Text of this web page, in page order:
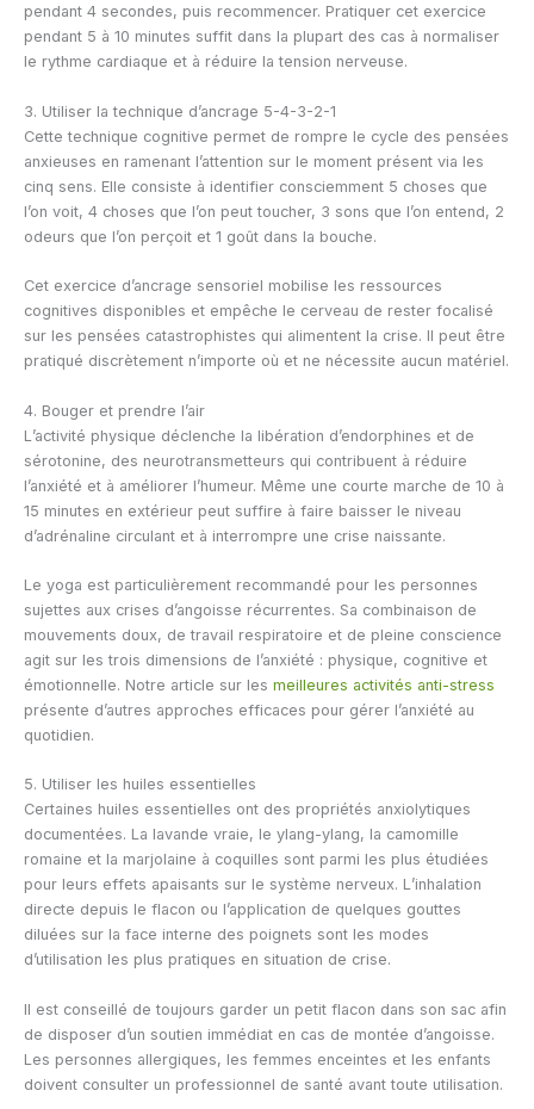
pendant 4 secondes, puis recommencer. Pratiquer cet exercice
pendant 5 à 10 minutes suffit dans la plupart des cas à normaliser
le rythme cardiaque et à réduire la tension nerveuse.
3. Utiliser la technique d’ancrage 5-4-3-2-1
Cette technique cognitive permet de rompre le cycle des pensées
anxieuses en ramenant l’attention sur le moment présent via les
cinq sens. Elle consiste à identifier consciemment 5 choses que
l’on voit, 4 choses que l’on peut toucher, 3 sons que l’on entend, 2
odeurs que l’on perçoit et 1 goût dans la bouche.
Cet exercice d’ancrage sensoriel mobilise les ressources
cognitives disponibles et empêche le cerveau de rester focalisé
sur les pensées catastrophistes qui alimentent la crise. Il peut être
pratiqué discrètement n’importe où et ne nécessite aucun matériel.
4. Bouger et prendre l’air
L’activité physique déclenche la libération d’endorphines et de
sérotonine, des neurotransmetteurs qui contribuent à réduire
l’anxiété et à améliorer l’humeur. Même une courte marche de 10 à
15 minutes en extérieur peut suffire à faire baisser le niveau
d’adrénaline circulant et à interrompre une crise naissante.
Le yoga est particulièrement recommandé pour les personnes
sujettes aux crises d’angoisse récurrentes. Sa combinaison de
mouvements doux, de travail respiratoire et de pleine conscience
agit sur les trois dimensions de l’anxiété : physique, cognitive et
émotionnelle. Notre article sur les meilleures activités anti-stress
présente d’autres approches efficaces pour gérer l’anxiété au
quotidien.
5. Utiliser les huiles essentielles
Certaines huiles essentielles ont des propriétés anxiolytiques
documentées. La lavande vraie, le ylang-ylang, la camomille
romaine et la marjolaine à coquilles sont parmi les plus étudiées
pour leurs effets apaisants sur le système nerveux. L’inhalation
directe depuis le flacon ou l’application de quelques gouttes
diluées sur la face interne des poignets sont les modes
d’utilisation les plus pratiques en situation de crise.
Il est conseillé de toujours garder un petit flacon dans son sac afin
de disposer d’un soutien immédiat en cas de montée d’angoisse.
Les personnes allergiques, les femmes enceintes et les enfants
doivent consulter un professionnel de santé avant toute utilisation.